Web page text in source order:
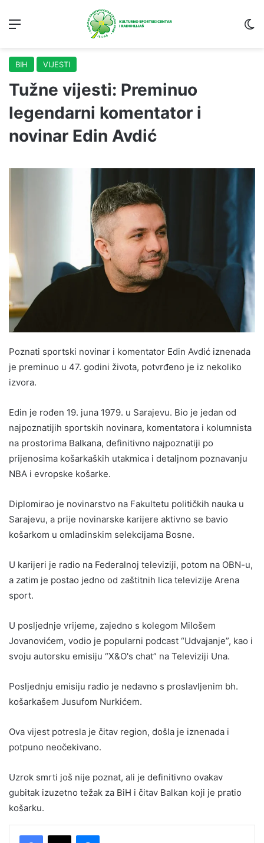
BIH VIJESTI
Tužne vijesti: Preminuo
legendarni komentator i
novinar Edin Avdić
Poznati sportski novinar i komentator Edin Avdić iznenada
je preminuo u 47. godini života, potvrđeno je iz nekoliko
izvora.
Edin je rođen 19. juna 1979. u Sarajevu. Bio je jedan od
najpoznatijih sportskih novinara, komentatora i kolumnista
na prostorima Balkana, definitivno najpoznatiji po
prijenosima košarkaških utakmica i detaljnom poznavanju
NBA i evropske košarke.
Diplomirao je novinarstvo na Fakultetu političkih nauka u
Sarajevu, a prije novinarske karijere aktivno se bavio
košarkom u omladinskim selekcijama Bosne.
U karijeri je radio na Federalnoj televiziji, potom na OBN-u,
a zatim je postao jedno od zaštitnih lica televizije Arena
sport.
U posljednje vrijeme, zajedno s kolegom Milošem
Jovanovićem, vodio je popularni podcast “Udvajanje”, kao i
svoju autorsku emisiju “X&O's chat” na Televiziji Una.
Posljednju emisiju radio je nedavno s proslavljenim bh.
košarkašem Jusufom Nurkićem.
Ova vijest potresla je čitav region, došla je iznenada i
potpuno neočekivano.
Uzrok smrti još nije poznat, ali je definitivno ovakav
gubitak izuzetno težak za BiH i čitav Balkan koji je pratio
košarku.